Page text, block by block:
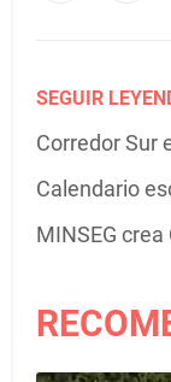
SEGUIR
Corredor Sur
Calendario
MINSEG